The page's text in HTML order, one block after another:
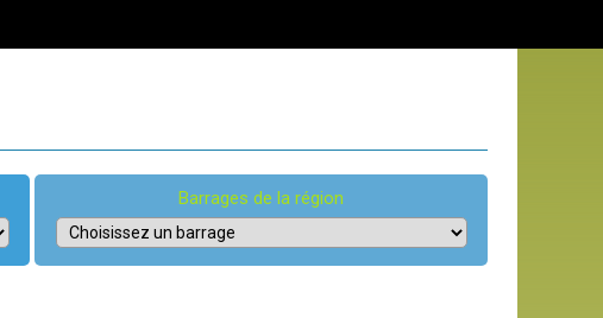
Barrages de la région